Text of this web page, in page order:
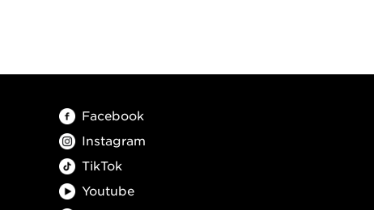
Facebook
Instagram
TikTok
Youtube